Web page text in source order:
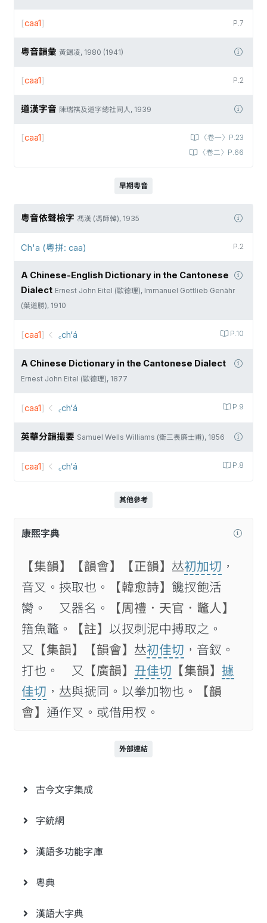
P.7
[caa1]
粵音韻彙 黃錫凌, 1980 (1941)
P.2
[caa1]
道漢字音 陳瑞祺及道字總社同人, 1939
〈卷一〉P.23
〈卷二〉P.66
[caa1]
早期粵音
粵音依聲檢字 馮漢 (馮師韓), 1935
P.2
Ch'a (粵拼: caa)
A Chinese-English Dictionary in the Cantonese
Dialect Ernest John Eitel (歐德理), Immanuel Gottlieb Genähr
(葉道勝), 1910
P.10
[caa1] ꜀ch‘á
A Chinese Dictionary in the Cantonese Dialect
Ernest John Eitel (歐德理), 1877
P.9
[caa1] ꜀ch‘á
英華分韻撮要 Samuel Wells Williams (衛三畏廉士甫), 1856
P.8
[caa1] ꜀ch‘á
其他參考
康熙字典
【集韻】 【韻會】 【正韻】 𠀤初加切 ，
音叉。挾取也。
【韓愈詩】 饞扠飽活
臠。 又器名。
【周禮．天官．鼈人】
簎魚鼈。
【註】 以扠刺泥中搏取之。
又
【集韻】 【韻會】 𠀤初佳切 ，音釵。
打也。 又
【廣韻】 丑佳切 【集韻】 攄
佳切 ，𠀤與搋同。以拳加物也。
【韻
會】 通作叉。或借用杈。
外部連結
古今文字集成
字統網
漢語多功能字庫
粵典
漢語大字典